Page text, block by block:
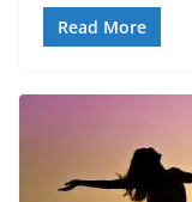
Read More